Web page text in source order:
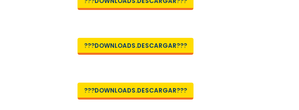
???DOWNLOADS.DESCARGAR???
???DOWNLOADS.DESCARGAR???